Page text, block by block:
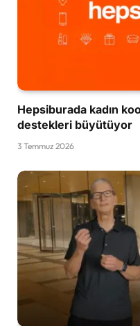
Hepsiburada kadın
destekleri büyütüyor
3 Temmuz 2026